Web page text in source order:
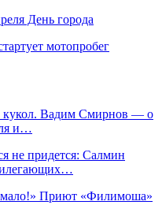
День города
мотопробег
кукол. Вадим Смирнов — о
и…
не придется: Салмин
мало!» Приют «Филимоша»